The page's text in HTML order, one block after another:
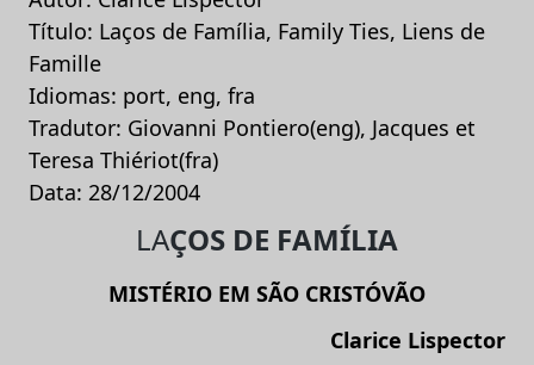
Título: Laços de Família, Family Ties, Liens de
Famille
Idiomas: port, eng, fra
Tradutor: Giovanni Pontiero(eng), Jacques et
Teresa Thiériot(fra)
Data: 28/12/2004
LAÇOS DE FAMÍLIA
MISTÉRIO EM SÃO CRISTÓVÃO
Clarice Lispector